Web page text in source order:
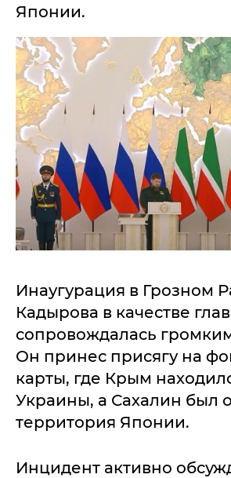
Японии.
Инаугурация в Грозном
Кадырова в качестве
сопровождалась
Он принес присягу на
карты, где Крым
Украины, а Сахалин был
территория Японии.
Инцидент активно